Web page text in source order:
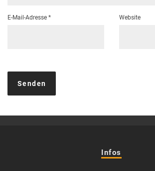
E-Mail-Adresse * Website
Infos